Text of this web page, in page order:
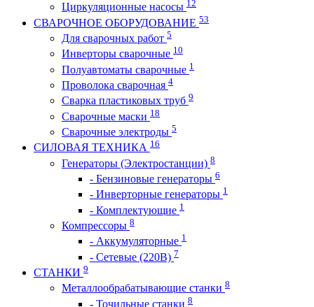
Циркуляционные насосы 12
СВАРОЧНОЕ ОБОРУДОВАНИЕ 53
Для сварочных работ 5
Инверторы сварочные 10
Полуавтоматы сварочные 1
Проволока сварочная 4
Сварка пластиковых труб 9
Сварочные маски 18
Сварочные электроды 5
СИЛОВАЯ ТЕХНИКА 16
Генераторы (Электростанции) 8
- Бензиновые генераторы 6
- Инверторные генераторы 1
- Комплектующие 1
Компрессоры 8
- Аккумуляторные 1
- Сетевые (220В) 7
СТАНКИ 9
Металлообрабатывающие станки 8
- Точильные станки 8